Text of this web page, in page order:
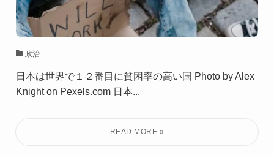
政治
日本は世界で１２番目に貧困率の高い国 Photo by Alex
Knight on Pexels.com 日本...